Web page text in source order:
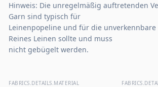
Hinweis: Die unregelmäßig auftretenden
Garn sind typisch für
Leinenpopeline und für die
Reines Leinen sollte und muss
nicht gebügelt werden.
FABRICS.DETAILS.MATERIAL